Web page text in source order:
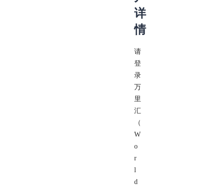
详
情
请
登
录
万
里
汇
（
W
o
r
l
d